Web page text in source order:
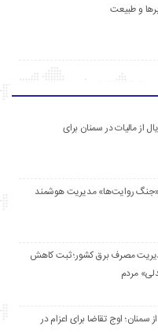
و طبیعت
ریال از مالیات در سمنان برای
«جنگ روایت‌ها» مدیریت هوشمند
مصرف برق کشور؛ ثبت کاهش
از سمنان؛ اوج تقاضا برای اعزام در